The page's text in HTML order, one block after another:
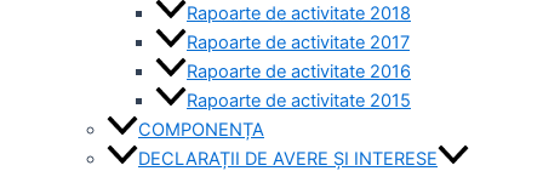
Rapoarte de activitate 2018
Rapoarte de activitate 2017
Rapoarte de activitate 2016
Rapoarte de activitate 2015
COMPONENȚA
DECLARAȚII DE AVERE ȘI INTERESE